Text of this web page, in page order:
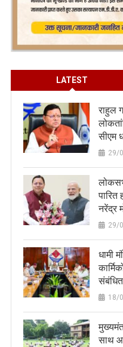
LATEST
राहुल
सीएम
29/
पारित
नरेंद्र
29/
धामी
18/
साथ